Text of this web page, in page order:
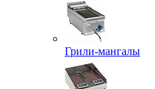
Грили-мангалы